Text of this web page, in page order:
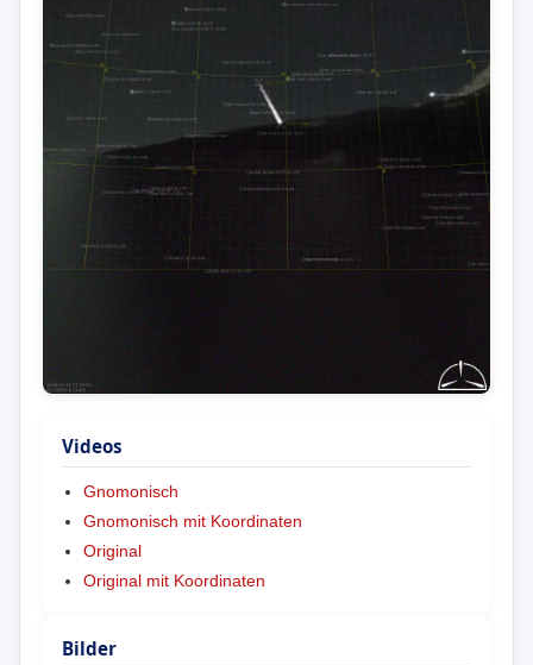
Videos
Gnomonisch
Gnomonisch mit Koordinaten
Original
Original mit Koordinaten
Bilder